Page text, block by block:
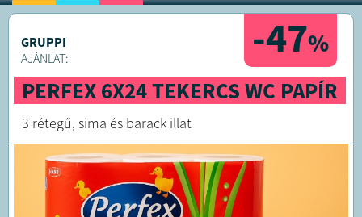
-47%
GRUPPI
AJÁNLAT:
PERFEX 6X24 TEKERCS WC PAPÍR
3 rétegű, sima és barack illat